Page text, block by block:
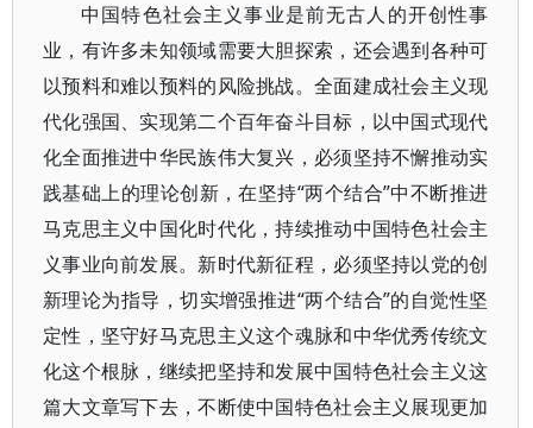
中国特色社会主义事业是前无古人的开创性事
业，有许多未知领域需要大胆探索，还会遇到各种可
以预料和难以预料的风险挑战。全面建成社会主义现
代化强国、实现第二个百年奋斗目标，以中国式现代
化全面推进中华民族伟大复兴，必须坚持不懈推动实
践基础上的理论创新，在坚持“两个结合”中不断推进
马克思主义中国化时代化，持续推动中国特色社会主
义事业向前发展。新时代新征程，必须坚持以党的创
新理论为指导，切实增强推进“两个结合”的自觉性坚
定性，坚守好马克思主义这个魂脉和中华优秀传统文
化这个根脉，继续把坚持和发展中国特色社会主义这
篇大文章写下去，不断使中国特色社会主义展现更加